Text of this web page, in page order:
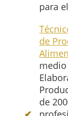
para
de
de